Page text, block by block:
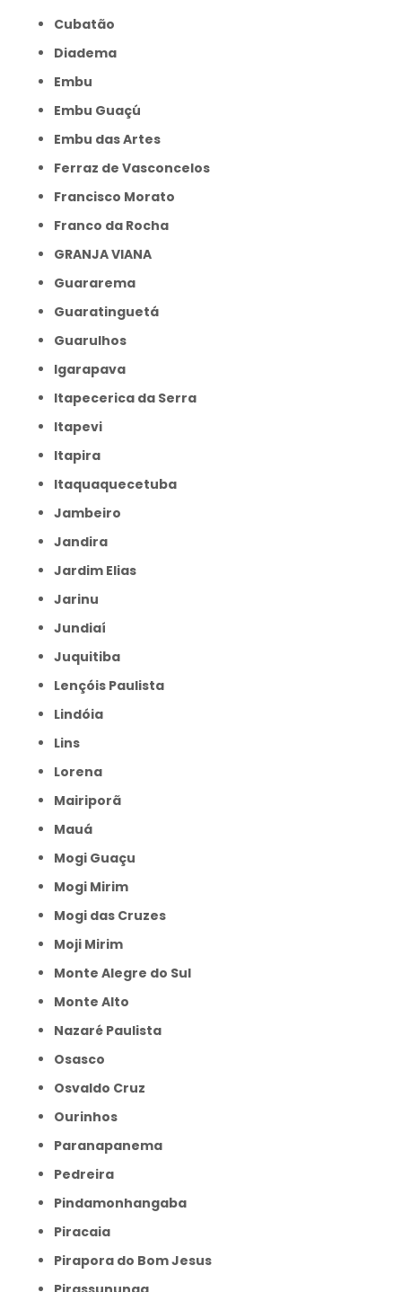
Cubatão
Diadema
Embu
Embu Guaçú
Embu das Artes
Ferraz de Vasconcelos
Francisco Morato
Franco da Rocha
GRANJA VIANA
Guararema
Guaratinguetá
Guarulhos
Igarapava
Itapecerica da Serra
Itapevi
Itapira
Itaquaquecetuba
Jambeiro
Jandira
Jardim Elias
Jarinu
Jundiaí
Juquitiba
Lençóis Paulista
Lindóia
Lins
Lorena
Mairiporã
Mauá
Mogi Guaçu
Mogi Mirim
Mogi das Cruzes
Moji Mirim
Monte Alegre do Sul
Monte Alto
Nazaré Paulista
Osasco
Osvaldo Cruz
Ourinhos
Paranapanema
Pedreira
Pindamonhangaba
Piracaia
Pirapora do Bom Jesus